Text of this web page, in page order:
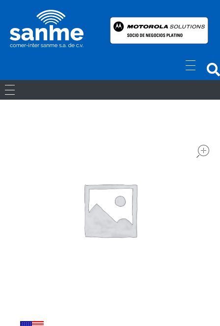
Portatiles Digital
ACCESORIOS
WAVE PTX